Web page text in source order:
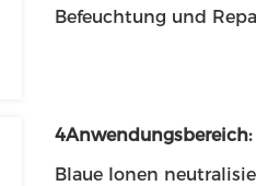
Befeuchtung und
4Anwendungsbereich:
Blaue Ionen